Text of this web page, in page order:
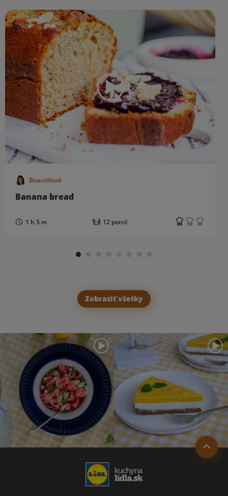
Beautifood
Banana bread
1 h 5 m 12 porcií
Zobraziť všetky